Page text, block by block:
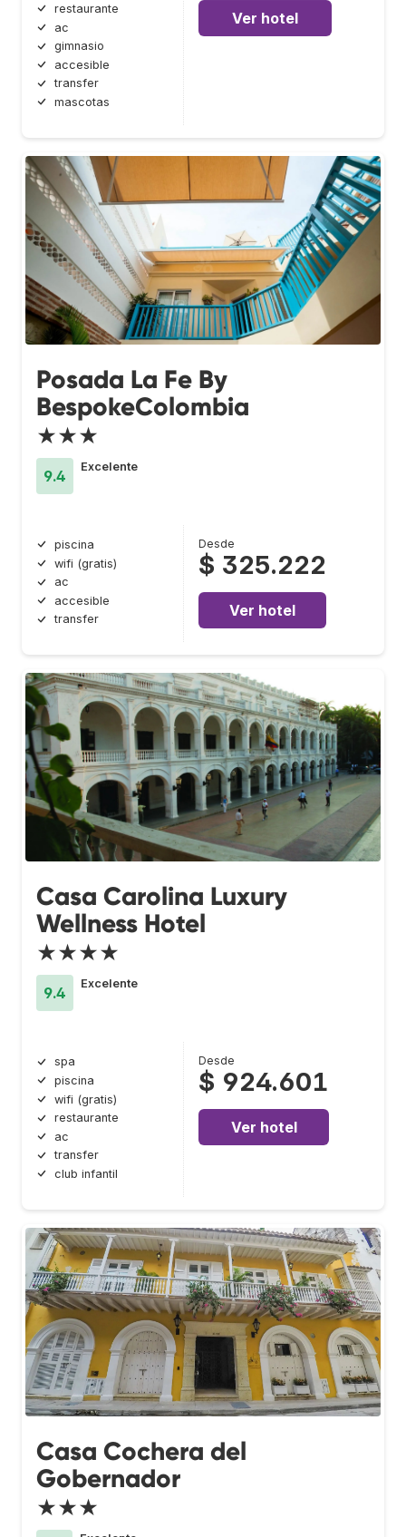
restaurante
ac
gimnasio
accesible
transfer
mascotas
Ver hotel
Posada La Fe By
BespokeColombia
★★★
9.4
Excelente
piscina
wifi (gratis)
ac
accesible
transfer
Desde
$ 325.222
Ver hotel
Casa Carolina Luxury
Wellness Hotel
★★★★
9.4
Excelente
spa
piscina
wifi (gratis)
restaurante
ac
transfer
club infantil
Desde
$ 924.601
Ver hotel
Casa Cochera del
Gobernador
★★★